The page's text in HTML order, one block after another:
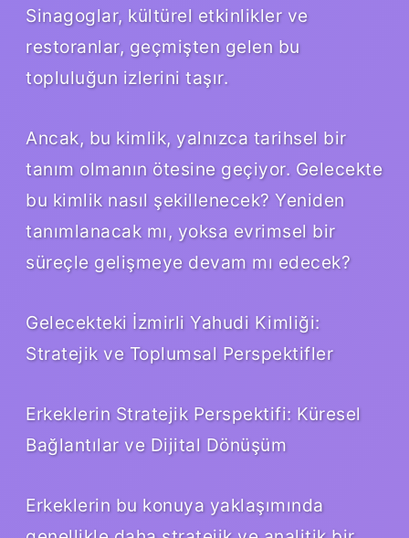
Sinagoglar, kültürel etkinlikler ve
restoranlar, geçmişten gelen bu
topluluğun izlerini taşır.
Ancak, bu kimlik, yalnızca tarihsel bir
tanım olmanın ötesine geçiyor. Gelecekte
bu kimlik nasıl şekillenecek? Yeniden
tanımlanacak mı, yoksa evrimsel bir
süreçle gelişmeye devam mı edecek?
Gelecekteki İzmirli Yahudi Kimliği:
Stratejik ve Toplumsal Perspektifler
Erkeklerin Stratejik Perspektifi: Küresel
Bağlantılar ve Dijital Dönüşüm
Erkeklerin bu konuya yaklaşımında